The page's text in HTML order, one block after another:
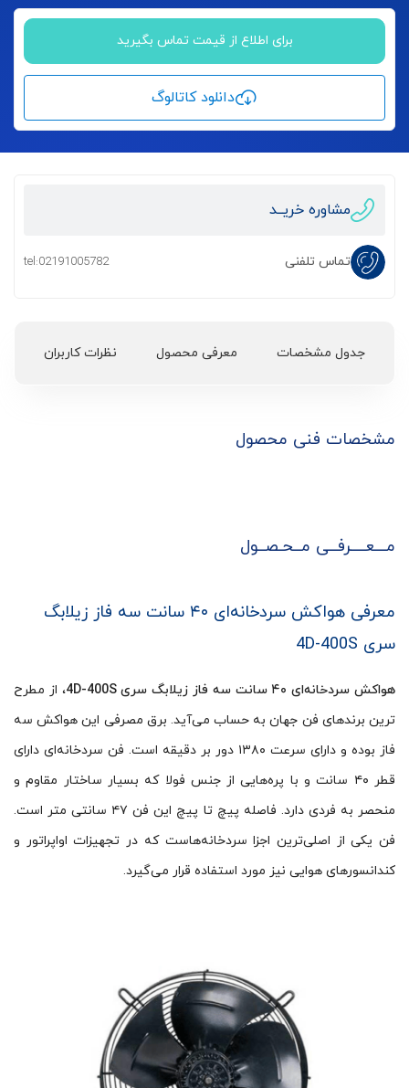
برای اطلاع از قیمت تماس بگیرید
دانلود کاتالوگ
مشاوره خریــد
تماس تلفنی tel:02191005782
جدول مشخصات معرفی محصول نظرات کاربران
مشخصات فنی محصول
مـــعــــرفــی مــحـصــول
معرفی هواکش سردخانه‌ای ۴۰ سانت سه فاز زیلابگ
سری 4D-400S
هواکش سردخانه‌ای ۴۰ سانت سه فاز زیلابگ سری 4D-400S
، از مطرح
ترین برندهای فن جهان به حساب می‌آید. برق مصرفی این هواکش سه
فاز بوده و دارای سرعت ۱۳۸۰ دور بر دقیقه است. فن سردخانه‌ای دارای
قطر ۴۰ سانت و با پره‌هایی از جنس فولا که بسیار ساختار مقاوم و
منحصر به فردی دارد. فاصله پیچ تا پیچ این فن ۴۷ سانتی متر است.
فن یکی از اصلی‌ترین اجزا سردخانه‌هاست که در تجهیزات اواپراتور و
کندانسورهای هوایی نیز مورد استفاده قرار می‌گیرد.